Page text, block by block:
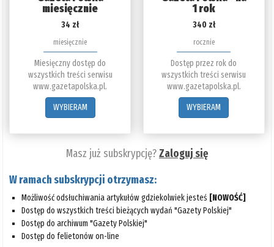
miesięcznie
34 zł
miesięcznie
Miesięczny dostęp do
wszystkich treści serwisu
www.gazetapolska.pl.
WYBIERAM
1 rok
340 zł
rocznie
Dostęp przez rok do
wszystkich treści serwisu
www.gazetapolska.pl.
WYBIERAM
Masz już subskrypcję?Zaloguj się
W ramach subskrypcji otrzymasz:
Możliwość odsłuchiwania artykułów gdziekolwiek jesteś [NOWOŚĆ]
Dostęp do wszystkich treści bieżących wydań "Gazety Polskiej"
Dostęp do archiwum "Gazety Polskiej"
Dostęp do felietonów on-line